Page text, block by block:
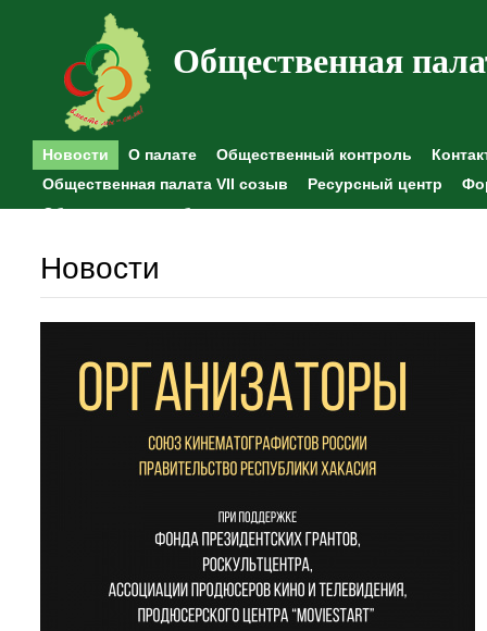
Общественная
Новости О палате Общественный контроль
Общественная палата VII созыв
Ресурсный центр
Общественные наблюдения
Новости